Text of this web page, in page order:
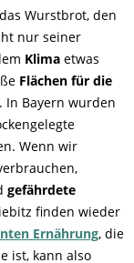
Wurstbrot, den
nur seiner
Klima etwas
Flächen für die
In Bayern wurden
Wenn wir
gefährdete
finden wieder
Ernährung, die
ist, kann also